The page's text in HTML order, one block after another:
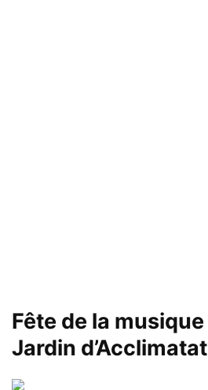
Fête de la
Jardin